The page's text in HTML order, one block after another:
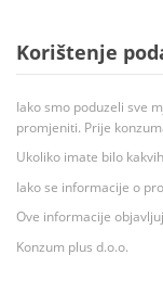
Korištenje
Iako smo poduzeli sve
promjeniti. Prije
Ukoliko imate bilo
Iako se informacije o
Ove informacije
Konzum plus d.o.o.